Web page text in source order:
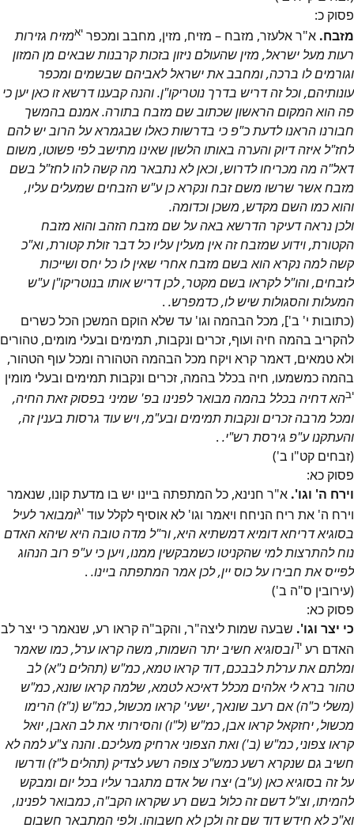
פסוק כ:
מזבח. א"ר אלעזר, מזבח – מזיח, מזין, מחבב ומכפר יאמזיח גזירות
רעות מעל ישראל, מזין שהעולם ניזון בזכות קרבנות שבאים מן המזון
וגורמים לו ברכה, ומחבב את ישראל לאביהם שבשמים ומכפר
עונותיהם, וכל זה דריש בדרך נוטריקו"ן. והנה קבענו דרשא זו כאן יען כי
פה הוא המקום הראשון שכתוב שם מזבח בתורה. אמנם בהמשך
חבורנו הראנו לדעת כ"פ כי בדרשות כאלו שבגמרא על הרוב יש להם
לחז"ל איזה דיוק והערה באותו הלשון שאינו מתישב לפי פשוטו, משום
דאל"ה מה מכריחו לדרוש, וכאן לא נתבאר מה קשה להו לחז"ל בשם
מזבח אשר שרשו משם זבח ונקרא כן ע"ש הזבחים שמעלים עליו,
והוא כמו השם מקדש, משכן וכדומה.
ולכן נראה דעיקר הדרשא באה על שם מזבח הזהב והוא מזבח
הקטורת, וידוע שמזבח זה אין מעלין עליו כל דבר זולת קטורת, וא"כ
קשה למה נקרא הוא בשם מזבח אחרי שאין לו כל יחס ושייכות
לזבחים, והו"ל לקראו בשם מקטר, לכן דריש אותו בנוטריקו"ן ע"ש
המעלות והסגולות שיש לו, כדמפרש. .
(כתובות י' ב'], מכל הבהמה וגו' עד שלא הוקם המשכן הכל כשרים
להקריב בהמה חיה ועוף, זכרים ונקבות, תמימים ובעלי מומים, טהורים
ולא טמאים, דאמר קרא ויקח מכל הבהמה הטהורה ומכל עוף הטהור,
בהמה כמשמעו, חיה בכלל בהמה, זכרים ונקבות תמימים ובעלי מומין
יבהא דחיה בכלל בהמה מבואר לפנינו בפ' שמיני בפסוק זאת החיה,
ומכל מרבה זכרים ונקבות תמימים ובע"מ, ויש עוד גרסות בענין זה,
והעתקנו ע"פ גירסת רש"י. .
(זבחים קט"ו ב')
פסוק כא:
וירח ה' וגו'. א"ר חנינא, כל המתפתה ביינו יש בו מדעת קונו, שנאמר
וירח ה' את ריח הניחח ויאמר וגו' לא אוסיף לקלל עוד יגומבואר לעיל
בסוגיא דריחא דומיא דמשתיא היא, ור"ל מדה טובה היא שיהא האדם
נוח להתרצות למי שהקניטו כשמבקשין ממנו, ויען כי ע"פ רוב הנהוג
לפייס את חבירו על כוס יין, לכן אמר המתפתה ביינו. .
(עירובין ס"ה ב')
פסוק כא:
כי יצר וגו'. שבעה שמות ליצה"ר, והקב"ה קראו רע, שנאמר כי יצר לב
האדם רע ידובסוגיא חשיב יתר השמות, משה קראו ערל, כמו שאמר
ומלתם את ערלת לבבכם, דוד קראו טמא, כמ"ש (תהלים נ"א) לב
טהור ברא לי אלהים מכלל דאיכא לטמא, שלמה קראו שונא, כמ"ש
(משלי כ"ה) אם רעב שונאך, ישעי' קראו מכשול, כמ"ש (נ"ז) הרימו
מכשול, יחזקאל קראו אבן, כמ"ש (ל"ו) והסירותי את לב האבן, יואל
קראו צפוני, כמ"ש (ב') ואת הצפוני ארחיק מעליכם. והנה צ"ע למה לא
חשיב גם שנקרא רשע כמש"כ צופה רשע לצדיק (תהלים ל"ז) ודרשו
על זה בסוגיא כאן (ע"ב) יצרו של אדם מתגבר עליו בכל יום ומבקש
להמיתו, וצ"ל דשם זה כלול בשם רע שקראו הקב"ה, כמבואר לפנינו,
וא"כ לא חידש דוד שם זה ולכן לא חשבוהו. ולפי המתבאר חשבום